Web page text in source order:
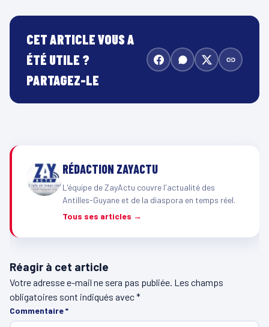
CET ARTICLE VOUS A
ÉTÉ UTILE ?
PARTAGEZ-LE
RÉDACTION ZAYACTU
L'équipe de ZayActu couvre l'actualité des
Antilles-Guyane et de la diaspora en temps réel.
Tous ses articles →
Réagir à cet article
Votre adresse e-mail ne sera pas publiée. Les champs
obligatoires sont indiqués avec*
Commentaire*